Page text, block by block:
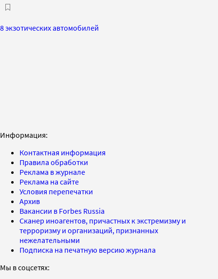
8 экзотических автомобилей
Информация:
Контактная информация
Правила обработки
Реклама в журнале
Реклама на сайте
Условия перепечатки
Архив
Вакансии в Forbes Russia
Сканер иноагентов, причастных к экстремизму и
терроризму и организаций, признанных
нежелательными
Подписка на печатную версию журнала
Мы в соцсетях: